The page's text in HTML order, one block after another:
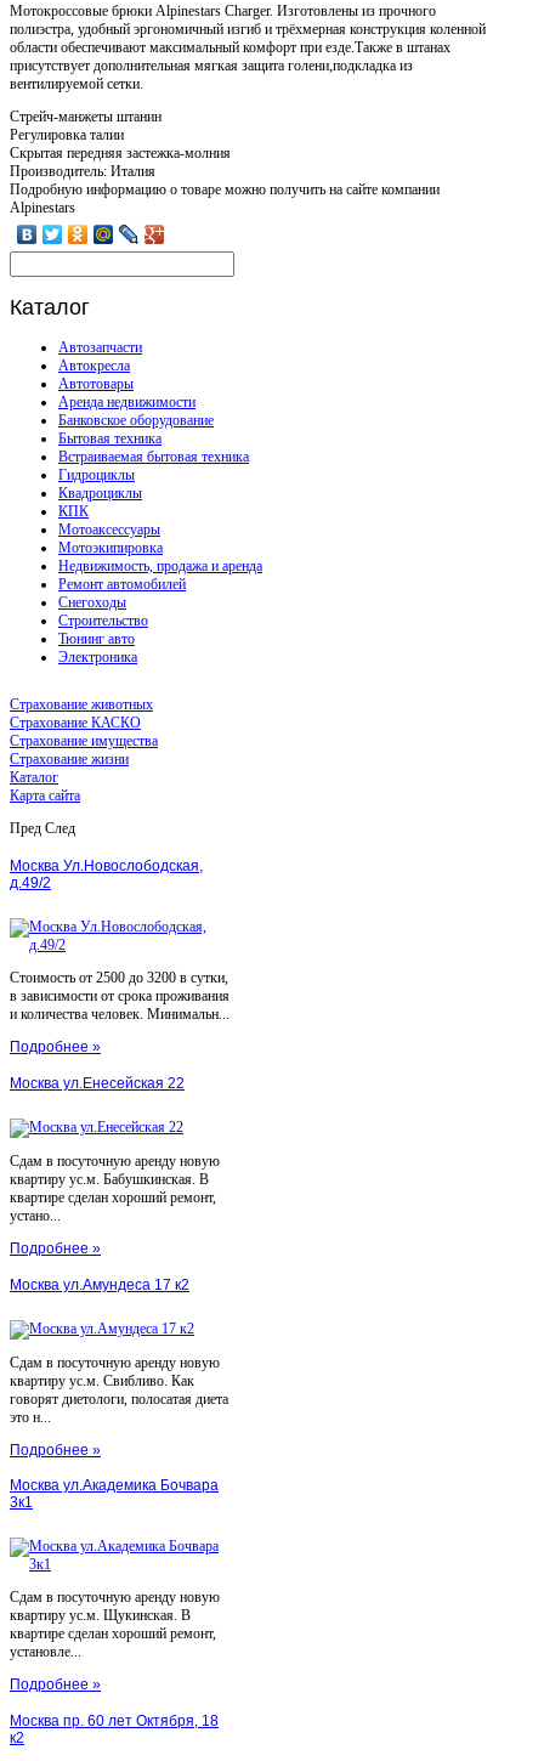
Мотокроссовые брюки Alpinestars Charger. Изготовлены из прочного
полиэстра, удобный эргономичный изгиб и трёхмерная конструкция коленной
области обеспечивают максимальный комфорт при езде.Также в штанах
присутствует дополнительная мягкая защита голени,подкладка из
вентилируемой сетки.
Стрейч-манжеты штанин
Регулировка талии
Скрытая передняя застежка-молния
Производитель: Италия
Подробную информацию о товаре можно получить на сайте компании
Alpinestars
Каталог
Автозапчасти
Автокресла
Автотовары
Аренда недвижимости
Банковское оборудование
Бытовая техника
Встраиваемая бытовая техника
Гидроциклы
Квадроциклы
КПК
Мотоаксессуары
Мотоэкипировка
Недвижимость, продажа и аренда
Ремонт автомобилей
Снегоходы
Строительство
Тюнинг авто
Электроника
Страхование животных
Страхование КАСКО
Страхование имущества
Страхование жизни
Каталог
Карта сайта
Пред След
Москва Ул.Новослободская,
д.49/2
Стоимость от 2500 до 3200 в сутки,
в зависимости от срока проживания
и количества человек. Минимальн...
Подробнее »
Москва ул.Енесейская 22
Сдам в посуточную аренду новую
квартиру ус.м. Бабушкинская. В
квартире сделан хороший ремонт,
устано...
Подробнее »
Москва ул.Амундеса 17 к2
Сдам в посуточную аренду новую
квартиру ус.м. Свибливо. Как
говорят диетологи, полосатая диета
это н...
Подробнее »
Москва ул.Академика Бочвара
3к1
Сдам в посуточную аренду новую
квартиру ус.м. Щукинская. В
квартире сделан хороший ремонт,
установле...
Подробнее »
Москва пр. 60 лет Октября, 18
к2